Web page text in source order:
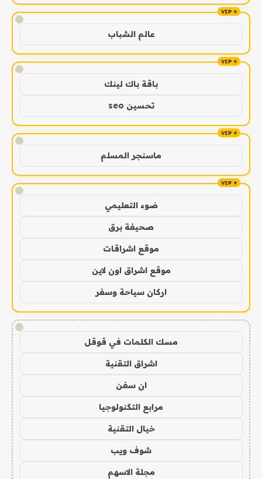
!
عالم الشباب
!
باقة باك لينك
تحسين seo
!
ماسنجر المسلم
!
ضوء التعليمي
صحيفة برق
موقع اشراقات
موقع اشراق اون لاين
اركان سياحة وسفر
!
مسك الكلمات في قوقل
اشراق التقنية
ان سفن
مرابع التكنولوجيا
خيال التقنية
شوف ويب
مجلة الاسهم